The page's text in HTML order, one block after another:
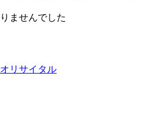
ませんでした
リサイタル